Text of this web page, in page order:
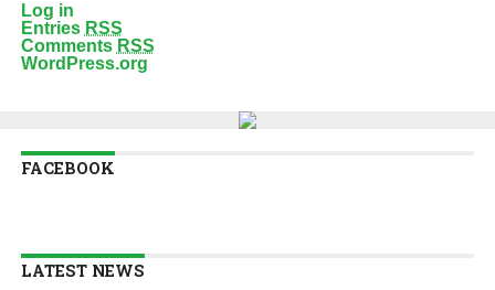
Log in
Entries RSS
Comments RSS
WordPress.org
FACEBOOK
LATEST NEWS